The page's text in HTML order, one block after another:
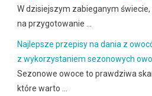
W dzisiejszym zabieganym
na przygotowanie …
Najlepsze przepisy na dania z
z wykorzystaniem sezonowych
Sezonowe owoce to prawdziwa
które warto …